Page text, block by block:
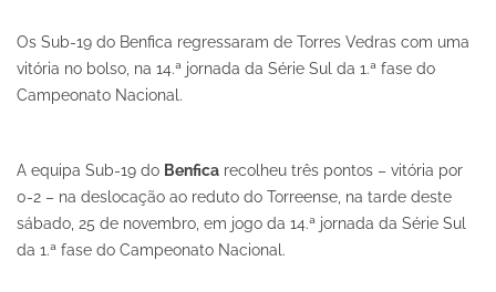
Os Sub-19 do Benfica regressaram de Torres Vedras com uma
vitória no bolso, na 14.ª jornada da Série Sul da 1.ª fase do
Campeonato Nacional.
A equipa Sub-19 do Benfica recolheu três pontos – vitória por
0-2 – na deslocação ao reduto do Torreense, na tarde deste
sábado, 25 de novembro, em jogo da 14.ª jornada da Série Sul
da 1.ª fase do Campeonato Nacional.